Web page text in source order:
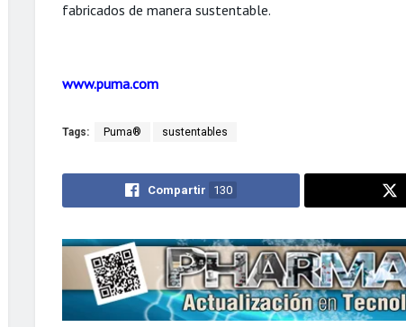
fabricados de manera sustentable.
www.puma.com
Tags: Puma® sustentables
Compartir 130